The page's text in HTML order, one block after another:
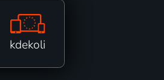
kdekoli